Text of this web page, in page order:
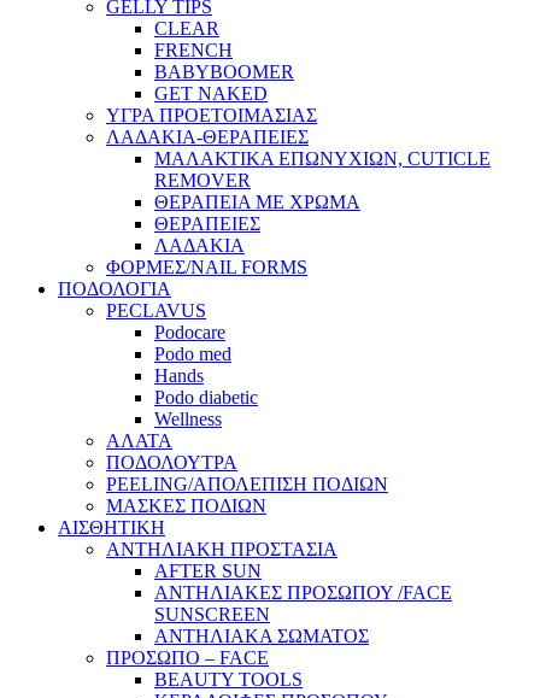
GELLY TIPS
CLEAR
FRENCH
BABYBOOMER
GET NAKED
ΥΓΡΑ ΠΡΟΕΤΟΙΜΑΣΙΑΣ
ΛΑΔΑΚΙΑ-ΘΕΡΑΠΕΙΕΣ
ΜΑΛΑΚΤΙΚΑ ΕΠΩΝΥΧΙΩΝ, CUTICLE
REMOVER
ΘΕΡΑΠΕΙΑ ΜΕ ΧΡΩΜΑ
ΘΕΡΑΠΕΙΕΣ
ΛΑΔΑΚΙΑ
ΦΟΡΜΕΣ/NAIL FORMS
ΠΟΔΟΛΟΓΙΑ
PECLAVUS
Podocare
Podo med
Hands
Podo diabetic
Wellness
ΑΛΑΤΑ
ΠΟΔΟΛΟΥΤΡΑ
PEELING/ΑΠΟΛΕΠΙΣΗ ΠΟΔΙΩΝ
ΜΑΣΚΕΣ ΠΟΔΙΩΝ
ΑΙΣΘΗΤΙΚΗ
ΑΝΤΗΛΙΑΚΗ ΠΡΟΣΤΑΣΙΑ
AFTER SUN
ΑΝΤΗΛΙΑΚΕΣ ΠΡΟΣΩΠΟΥ /FACE
SUNSCREEN
ΑΝΤΗΛΙΑΚΑ ΣΩΜΑΤΟΣ
ΠΡΟΣΩΠΟ – FACE
BEAUTY TOOLS